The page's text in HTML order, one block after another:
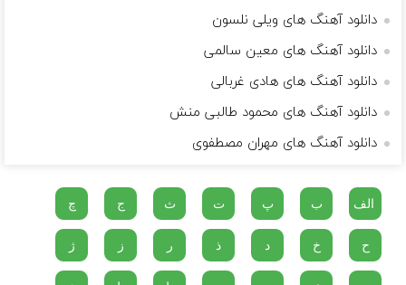
دانلود آهنگ های ویلی نلسون
دانلود آهنگ های معین سالمی
دانلود آهنگ های هادی غربالی
دانلود آهنگ های محمود طالبی منش
دانلود آهنگ های مهران مصطفوی
الف ب پ ت ث ج چ
ح خ د ذ ر ز ژ